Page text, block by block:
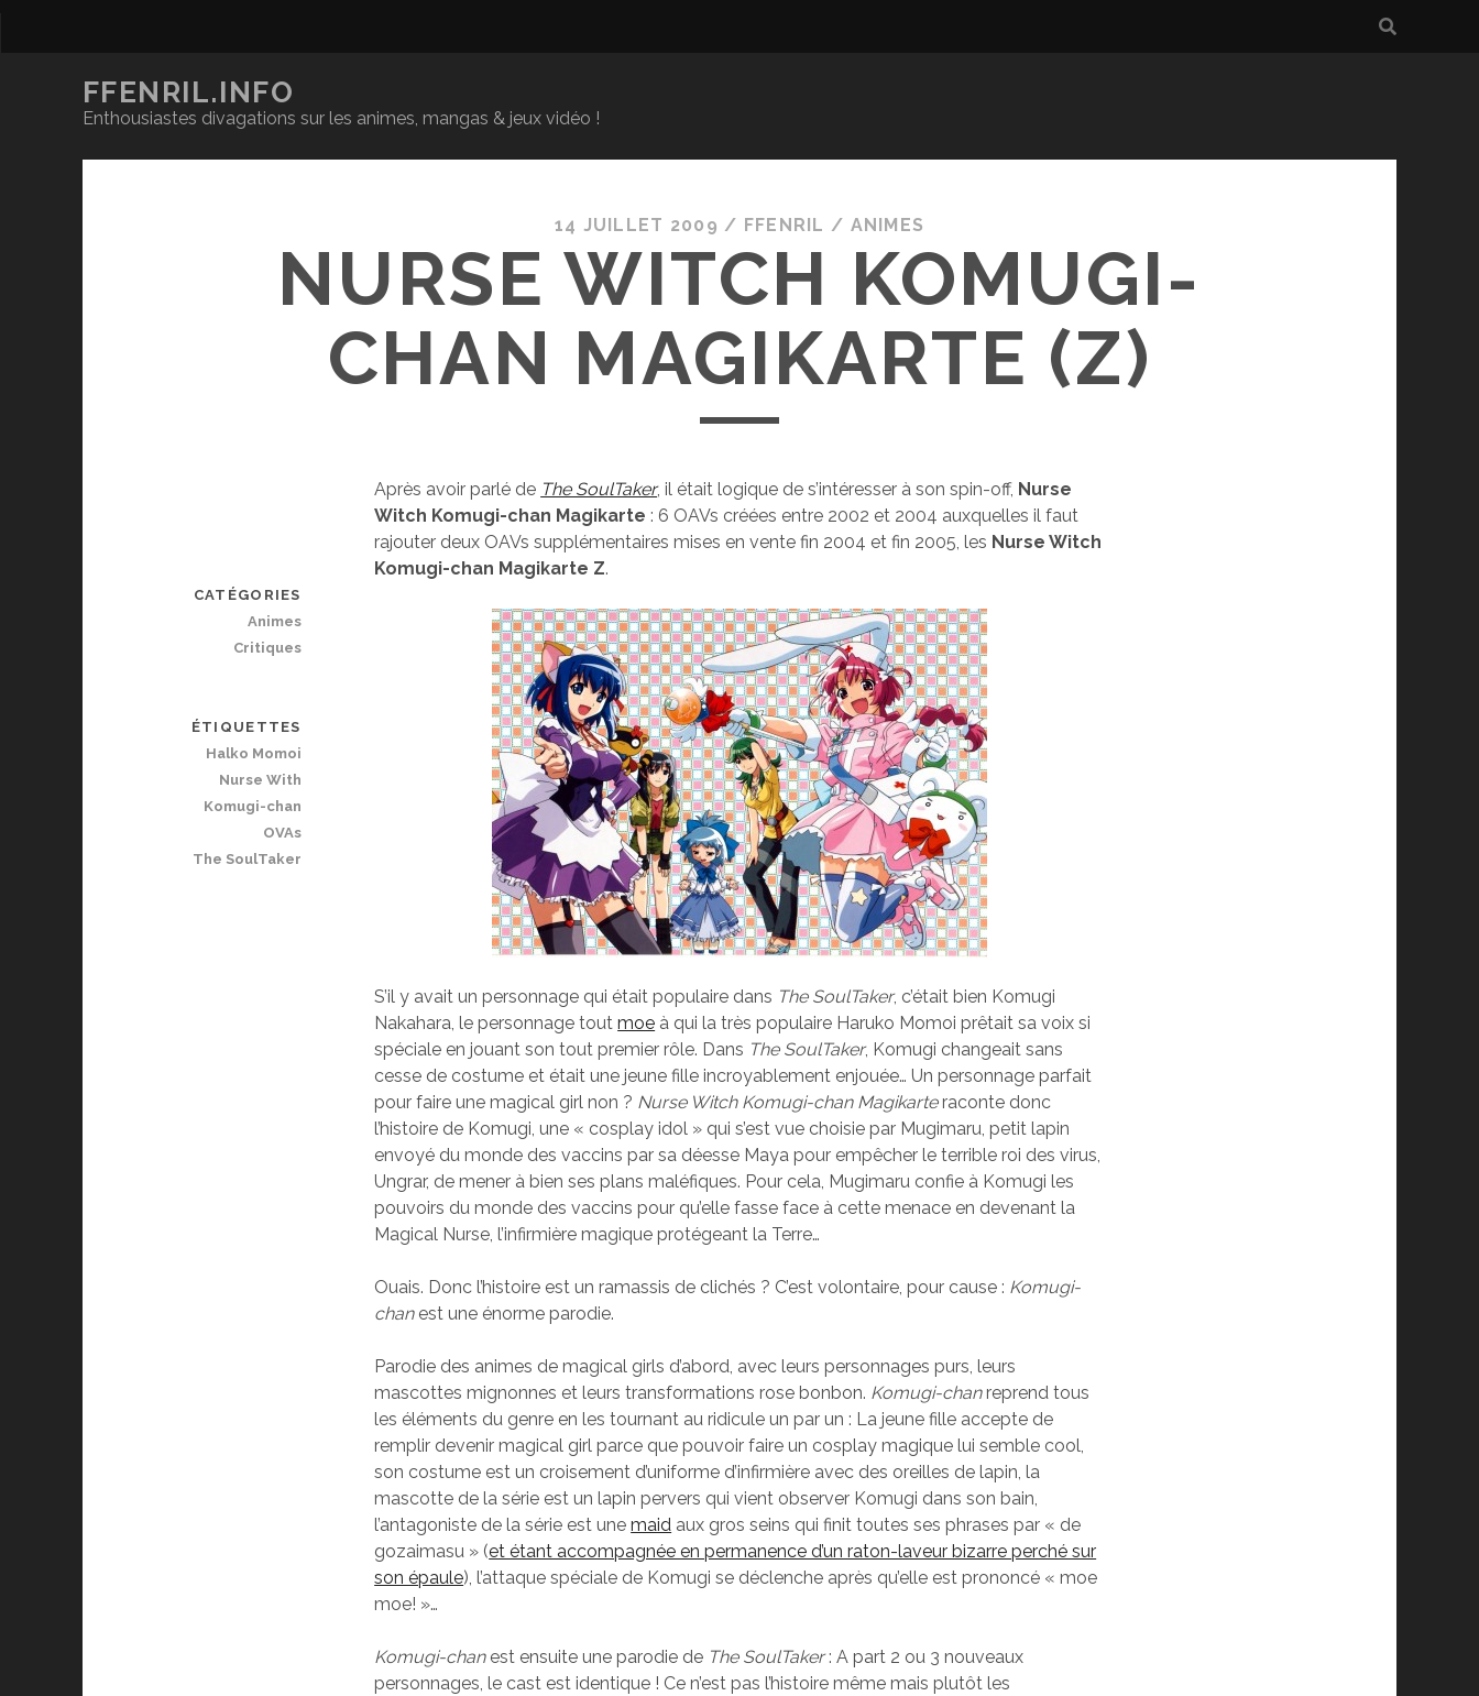
FFENRIL.INFO
Enthousiastes divagations sur les animes, mangas & jeux vidéo !
14 JUILLET 2009 / FFENRIL / ANIMES
NURSE WITCH KOMUGI-
CHAN MAGIKARTE (Z)
Après avoir parlé de The SoulTaker, il était logique de s’intéresser à son spin-off, Nurse
Witch Komugi-chan Magikarte : 6 OAVs créées entre 2002 et 2004 auxquelles il faut
rajouter deux OAVs supplémentaires mises en vente fin 2004 et fin 2005, les Nurse Witch
Komugi-chan Magikarte Z.
S’il y avait un personnage qui était populaire dans The SoulTaker, c’était bien Komugi
Nakahara, le personnage toutmoe à qui la très populaire Haruko Momoi prêtait sa voix si
spéciale en jouant son tout premier rôle. Dans The SoulTaker, Komugi changeait sans
cesse de costume et était une jeune fille incroyablement enjouée… Un personnage parfait
pour faire une magical girl non ? Nurse Witch Komugi-chan Magikarteraconte donc
l’histoire de Komugi, une « cosplay idol » qui s’est vue choisie par Mugimaru, petit lapin
envoyé du monde des vaccins par sa déesse Maya pour empêcher le terrible roi des virus,
Ungrar, de mener à bien ses plans maléfiques. Pour cela, Mugimaru confie à Komugi les
pouvoirs du monde des vaccins pour qu’elle fasse face à cette menace en devenant la
Magical Nurse, l’infirmière magique protégeant la Terre…
Ouais. Donc l’histoire est un ramassis de clichés ? C’est volontaire, pour cause : Komugi-
chanest une énorme parodie.
Parodie des animes de magical girls d’abord, avec leurs personnages purs, leurs
mascottes mignonnes et leurs transformations rose bonbon. Komugi-chanreprend tous
les éléments du genre en les tournant au ridicule un par un : La jeune fille accepte de
remplir devenir magical girl parce que pouvoir faire un cosplay magique lui semble cool,
son costume est un croisement d’uniforme d’infirmière avec des oreilles de lapin, la
mascotte de la série est un lapin pervers qui vient observer Komugi dans son bain,
l’antagoniste de la série est unemaid aux gros seins qui finit toutes ses phrases par « de
gozaimasu » (et étant accompagnée en permanence d’un raton-laveur bizarre perché sur
son épaule), l’attaque spéciale de Komugi se déclenche après qu’elle est prononcé « moe
moe! »…
Komugi-chanest ensuite une parodie de The SoulTaker: A part 2 ou 3 nouveaux
personnages, le cast est identique ! Ce n’est pas l’histoire même mais plutôt les
CATÉGORIES
Animes
Critiques
ÉTIQUETTES
Halko Momoi
Nurse With
Komugi-chan
OVAs
The SoulTaker